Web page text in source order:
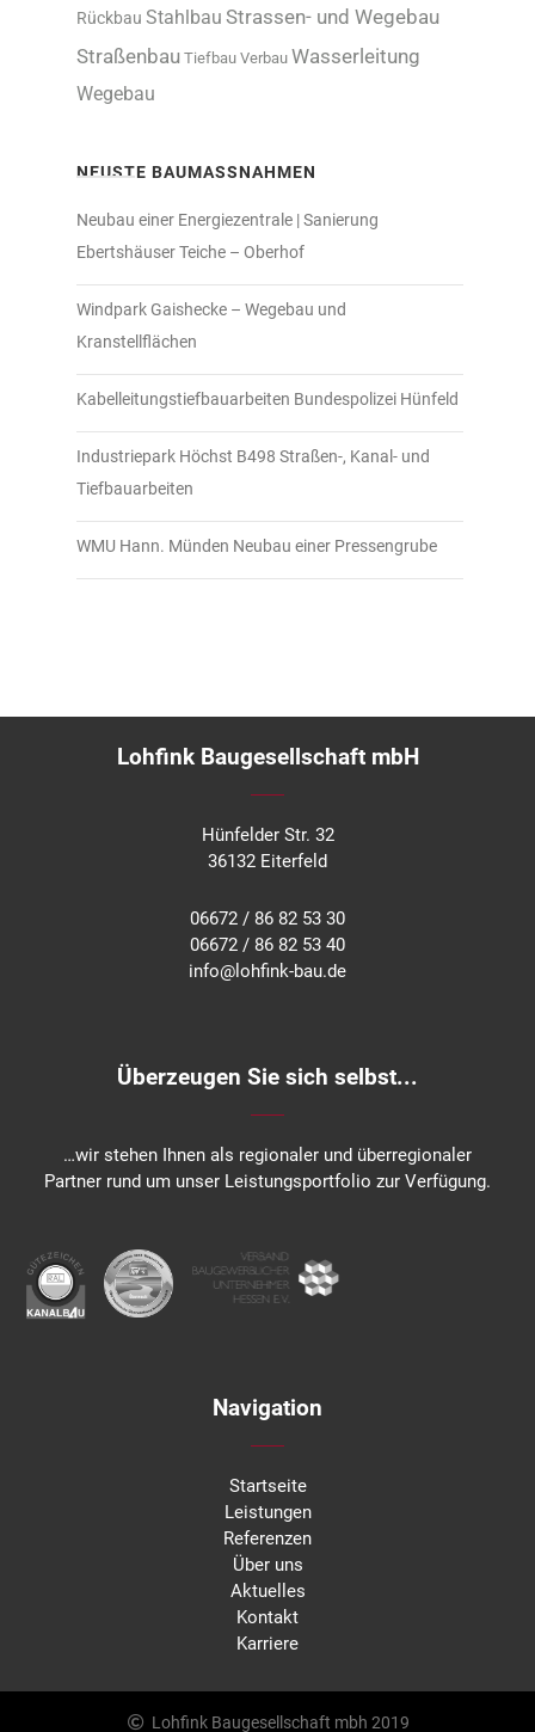
Rückbau Stahlbau Strassen- und Wegebau
Straßenbau Tiefbau Verbau Wasserleitung
Wegebau
NEUSTE BAUMASSNAHMEN
Neubau einer Energiezentrale | Sanierung
Ebertshäuser Teiche – Oberhof
Windpark Gaishecke – Wegebau und
Kranstellflächen
Kabelleitungstiefbauarbeiten Bundespolizei Hünfeld
Industriepark Höchst B498 Straßen-, Kanal- und
Tiefbauarbeiten
WMU Hann. Münden Neubau einer Pressengrube
Lohfink Baugesellschaft mbH
Hünfelder Str. 32
36132 Eiterfeld
06672 / 86 82 53 30
06672 / 86 82 53 40
info@lohfink-bau.de
Überzeugen Sie sich selbst...
…wir stehen Ihnen als regionaler und überregionaler
Partner rund um unser Leistungsportfolio zur Verfügung.
Navigation
Startseite
Leistungen
Referenzen
Über uns
Aktuelles
Kontakt
Karriere
Lohfink Baugesellschaft mbh 2019